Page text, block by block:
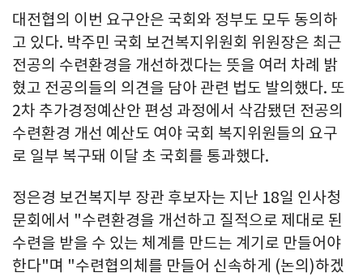
대전협의 이번 요구안은 국회와 정부도 모두 동의하
고 있다. 박주민 국회 보건복지위원회 위원장은 최근
전공의 수련환경을 개선하겠다는 뜻을 여러 차례 밝
혔고 전공의들의 의견을 담아 관련 법도 발의했다. 또
2차 추가경정예산안 편성 과정에서 삭감됐던 전공의
수련환경 개선 예산도 여야 국회 복지위원들의 요구
로 일부 복구돼 이달 초 국회를 통과했다.
정은경 보건복지부 장관 후보자는 지난 18일 인사청
문회에서 "수련환경을 개선하고 질적으로 제대로 된
수련을 받을 수 있는 체계를 만드는 계기로 만들어야
한다"며 "수련협의체를 만들어 신속하게 (논의)하겠